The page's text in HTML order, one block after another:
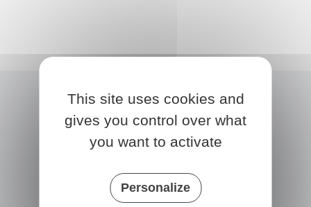
This site uses cookies and
gives you control over what
you want to activate
Personalize